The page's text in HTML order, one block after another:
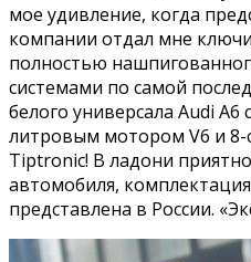
мое удивление, когда
компании отдал мне
полностью
системами по самой
белого универсала Audi A6
литровым мотором V6 и 8-
Tiptronic! В ладони
автомобиля,
представлена в России.